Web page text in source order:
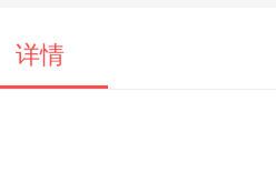
详情